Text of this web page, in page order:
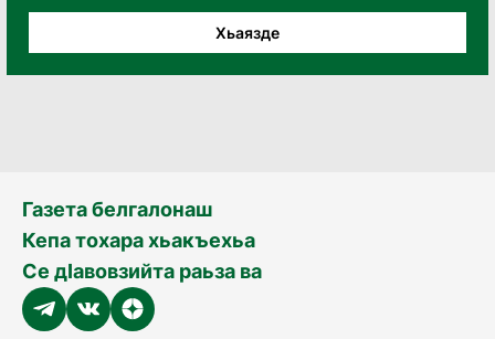
Хьаязде
Газета белгалонаш
Кепа тохара хьакъехьа
Се дӀавовзийта раьза ва